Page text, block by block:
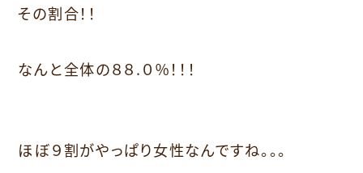
その割合！！
なんと全体の８８.０％！！！
ほぼ９割がやっぱり女性なんですね。。。